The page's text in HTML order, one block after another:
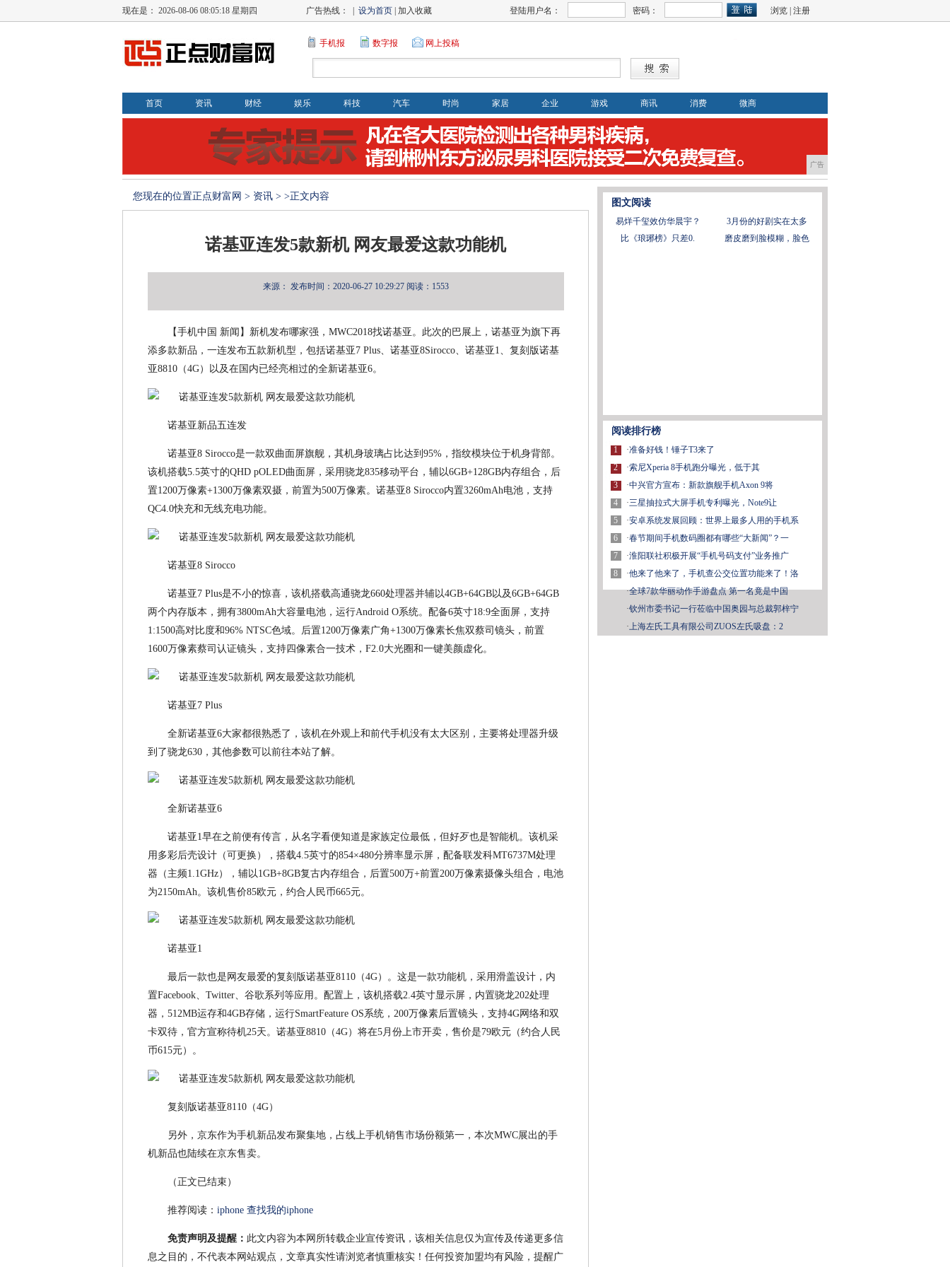
现在是： 2026-08-06 08:05:18 星期四 广告热线： | 设为首页 | 加入收藏 登陆用户名： 密码： 浏览 注册
手机报 数字报 网上投稿
首页 资讯 财经 娱乐 科技 汽车 时尚 家居 企业 游戏 商讯 消费 微商
广告
您现在的位置正点财富网 > 资讯 > >正文内容
诺基亚连发5款新机 网友最爱这款功能机
来源： 发布时间：2020-06-27 10:29:27 阅读：1553
【手机中国 新闻】新机发布哪家强，MWC2018找诺基亚。此次的巴展上，诺基亚为旗下再
添多款新品，一连发布五款新机型，包括诺基亚7 Plus、诺基亚8Sirocco、诺基亚1、复刻版诺基
亚8810（4G）以及在国内已经亮相过的全新诺基亚6。
诺基亚新品五连发
诺基亚8 Sirocco是一款双曲面屏旗舰，其机身玻璃占比达到95%，指纹模块位于机身背部。
该机搭载5.5英寸的QHD pOLED曲面屏，采用骁龙835移动平台，辅以6GB+128GB内存组合，后
置1200万像素+1300万像素双摄，前置为500万像素。诺基亚8 Sirocco内置3260mAh电池，支持
QC4.0快充和无线充电功能。
诺基亚8 Sirocco
诺基亚7 Plus是不小的惊喜，该机搭载高通骁龙660处理器并辅以4GB+64GB以及6GB+64GB
两个内存版本，拥有3800mAh大容量电池，运行Android O系统。配备6英寸18:9全面屏，支持
1:1500高对比度和96% NTSC色域。后置1200万像素广角+1300万像素长焦双蔡司镜头，前置
1600万像素蔡司认证镜头，支持四像素合一技术，F2.0大光圈和一键美颜虚化。
诺基亚7 Plus
全新诺基亚6大家都很熟悉了，该机在外观上和前代手机没有太大区别，主要将处理器升级
到了骁龙630，其他参数可以前往本站了解。
全新诺基亚6
诺基亚1早在之前便有传言，从名字看便知道是家族定位最低，但好歹也是智能机。该机采
用多彩后壳设计（可更换），搭载4.5英寸的854×480分辨率显示屏，配备联发科MT6737M处理
器（主频1.1GHz），辅以1GB+8GB复古内存组合，后置500万+前置200万像素摄像头组合，电池
为2150mAh。该机售价85欧元，约合人民币665元。
诺基亚1
最后一款也是网友最爱的复刻版诺基亚8110（4G）。这是一款功能机，采用滑盖设计，内
置Facebook、Twitter、谷歌系列等应用。配置上，该机搭载2.4英寸显示屏，内置骁龙202处理
器，512MB运存和4GB存储，运行SmartFeature OS系统，200万像素后置镜头，支持4G网络和双
卡双待，官方宣称待机25天。诺基亚8810（4G）将在5月份上市开卖，售价是79欧元（约合人民
币615元）。
复刻版诺基亚8110（4G）
另外，京东作为手机新品发布聚集地，占线上手机销售市场份额第一，本次MWC展出的手
机新品也陆续在京东售卖。
（正文已结束）
推荐阅读： iphone 查找我的iphone
免责声明及提醒： 此文内容为本网所转载企业宣传资讯，该相关信息仅为宣传及传递更多信
息之目的，不代表本网站观点，文章真实性请浏览者慎重核实！任何投资加盟均有风险，提醒广
图文阅读
易烊千玺效仿华晨宇？
3月份的好剧实在太多
比《琅琊榜》只差0.
磨皮磨到脸模糊，脸色
阅读排行榜
1
2
3
4
5
6
7
8
·准备好钱！锤子T3来了
·索尼Xperia 8手机跑分曝光，低于其
·中兴官方宣布：新款旗舰手机Axon 9将
·三星抽拉式大屏手机专利曝光，Note9让
·安卓系统发展回顾：世界上最多人用的手机系
·春节期间手机数码圈都有哪些“大新闻”？一
·淮阳联社积极开展“手机号码支付”业务推广
·他来了他来了，手机查公交位置功能来了！洛
·全球7款华丽动作手游盘点 第一名竟是中国
·钦州市委书记一行莅临中国奥园与总裁郭梓宁
·上海左氏工具有限公司ZUOS左氏吸盘：2